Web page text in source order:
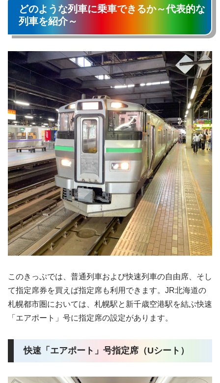
どのような列車に乗車できるか～代表的な
列車を紹介～
このきっぷでは、普通列車および快速列車の自由席、そし
て指定席券を買えば指定席も利用できます。JR北海道の
札幌都市圏においては、札幌駅と新千歳空港駅を結ぶ快速
「エアポート」号に指定席の設定があります。
快速「エアポート」号指定席（Uシート）